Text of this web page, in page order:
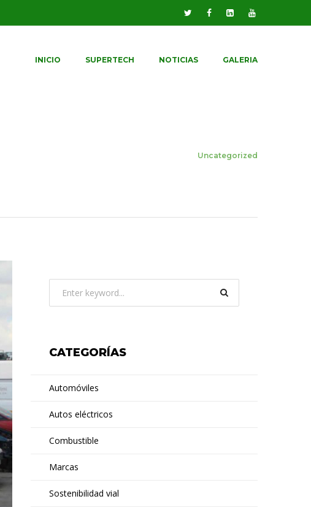
INICIO SUPERTECH NOTICIAS GALERIA
Uncategorized
CATEGORÍAS
Automóviles
Autos eléctricos
Combustible
Marcas
Sostenibilidad vial